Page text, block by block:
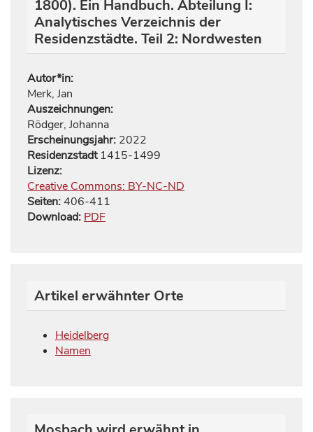
1800). Ein Handbuch. Abteilung I:
Analytisches Verzeichnis der
Residenzstädte. Teil 2: Nordwesten
Autor*in:
Merk, Jan
Auszeichnungen:
Rödger, Johanna
Erscheinungsjahr: 2022
Residenzstadt1415-1499
Lizenz:
Creative Commons: BY-NC-ND
Seiten:406-411
Download: PDF
Artikel erwähnter Orte
Heidelberg
Namen